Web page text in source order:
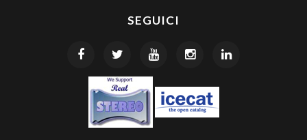
SEGUICI